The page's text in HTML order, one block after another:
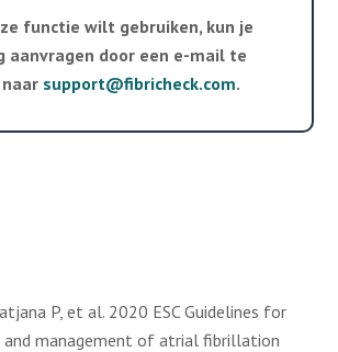
functie wilt gebruiken, kun je
aanvragen door een e-mail te
support@fibricheck.com.
P, et al. 2020 ESC Guidelines for
and management of atrial fibrillation